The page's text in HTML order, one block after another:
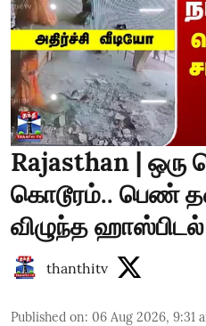
Rajasthan | ஒரு
கொடூரம்.. பெண்
விழுந்த
thanthitv
Published on: 06 Aug 2026, 9:31